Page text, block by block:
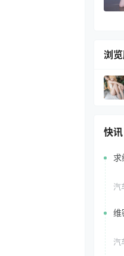
浏
快讯
求
汽
维
汽